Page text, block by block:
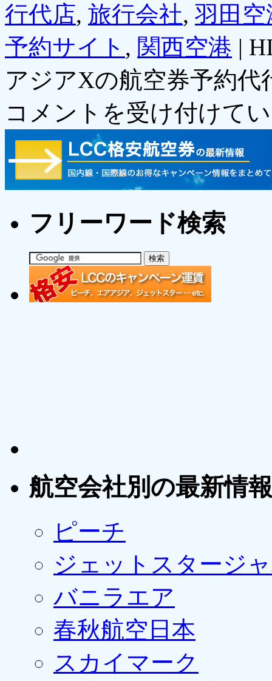
行代店, 旅行会社, 羽田空
予約サイト , 関西空港 |
アジアXの航空券予約
コメントを受け付けて
フリーワード検索
航空会社別の最新情報
ピーチ
ジェットスタージ
バニラエア
春秋航空日本
スカイマーク